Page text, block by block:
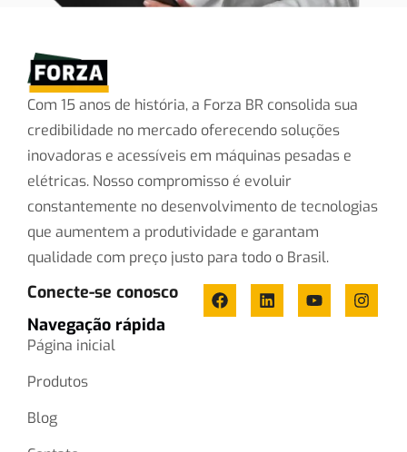
Com 15 anos de história, a Forza BR consolida sua
credibilidade no mercado oferecendo soluções
inovadoras e acessíveis em máquinas pesadas e
elétricas. Nosso compromisso é evoluir
constantemente no desenvolvimento de tecnologias
que aumentem a produtividade e garantam
qualidade com preço justo para todo o Brasil.
Conecte-se conosco
Navegação rápida
Página inicial
Produtos
Blog